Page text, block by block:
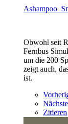
Obwohl seit
Fernbus
um die 200
zeigt auch,
ist.
Zitieren